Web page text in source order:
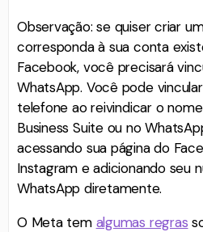
Observação: se quiser criar
corresponda à sua conta
Facebook, você precisará
WhatsApp. Você pode
telefone ao reivindicar o
Business Suite ou no
acessando sua página do
Instagram e adicionando seu
WhatsApp diretamente⁠.
O Meta tem algumas regras